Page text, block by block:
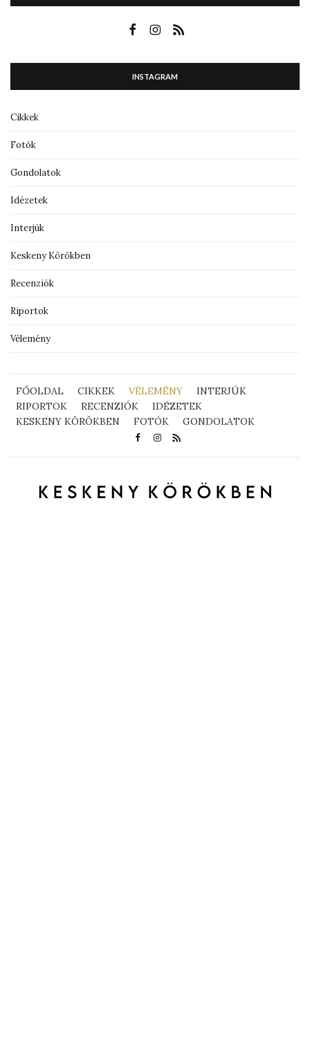
INSTAGRAM
Cikkek
Fotók
Gondolatok
Idézetek
Interjúk
Keskeny Körökben
Recenziók
Riportok
Vélemény
FŐOLDAL CIKKEK VÉLEMÉNY
INTERJÚK
RIPORTOK
RECENZIÓK
IDÉZETEK
KESKENY KÖRÖKBEN
FOTÓK GONDOLATOK